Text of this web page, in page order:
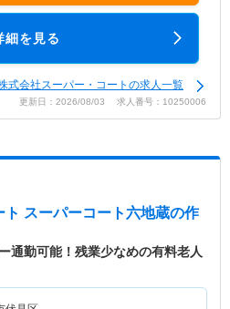
細を見る
式会社スーパー・コートの求人一覧
更新日：2026/08/03 求人番号：10250006
スーパーコート六地蔵の作
通勤可能！残業少なめの有料老人